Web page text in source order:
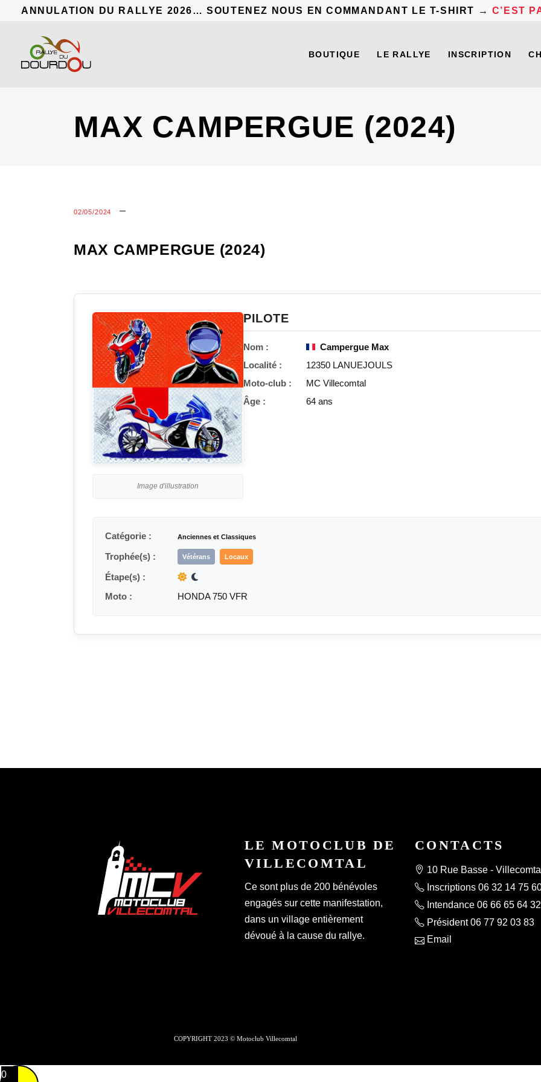
ANNULATION DU RALLYE 2026… SOUTENEZ NOUS EN COMMANDANT LE T-SHIRT → C’EST
BOUTIQUE LE RALLYE INSCRIPTION
MAX CAMPERGUE (2024)
02/05/2024
MAX CAMPERGUE (2024)
Image d'illustration
PILOTE
Nom :
Campergue Max
Localité :
12350 LANUEJOULS
Moto-club :
MC Villecomtal
Âge :
64 ans
Catégorie : Anciennes et Classiques
Trophée(s) : Vétérans Locaux
Étape(s) :
Moto :
HONDA 750 VFR
LE MOTOCLUB DE
VILLECOMTAL
Ce sont plus de 200 bénévoles
engagés sur cette manifestation,
dans un village entièrement
dévoué à la cause du rallye.
CONTACTS
10 Rue Basse -
Inscriptions 06 32 14 75
Intendance 06 66 65 64 32
Président 06 77 92 03 83
Email
COPYRIGHT 2023 © Motoclub Villecomtal
0